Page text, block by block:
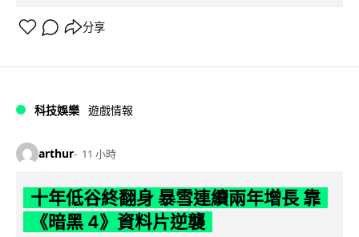
分享
科技娛樂 遊戲情報
arthur 11 小時
十年低谷終翻身 暴雪連續兩年增長 靠
《暗黑 4》資料片逆襲